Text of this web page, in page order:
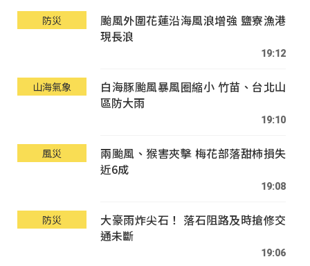
防災
颱風外圍花蓮沿海風浪增強 鹽寮漁港
現長浪
19:12
山海氣象
白海豚颱風暴風圈縮小 竹苗、台北山
區防大雨
19:10
風災
兩颱風、猴害夾擊 梅花部落甜柿損失
近6成
19:08
防災
大豪雨炸尖石！ 落石阻路及時搶修交
通未斷
19:06